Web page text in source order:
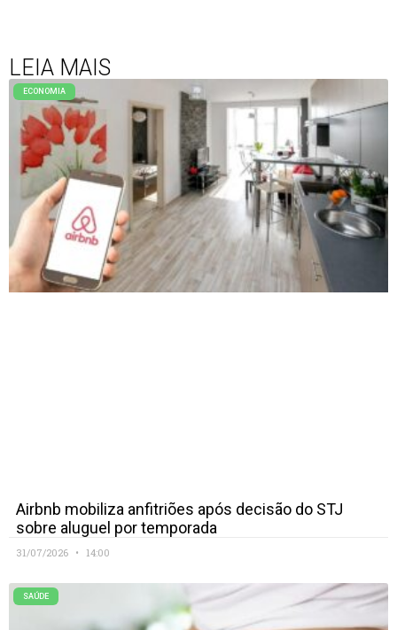
LEIA MAIS
ECONOMIA
Airbnb mobiliza anfitriões após decisão do STJ
sobre aluguel por temporada
31/07/2026 14:00
SAÚDE